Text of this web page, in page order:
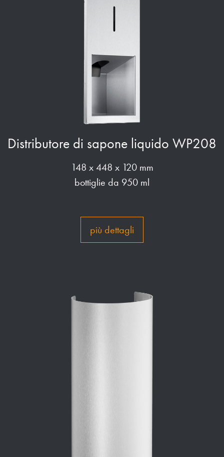
Distributore di sapone liquido WP208
148 x 448 x 120 mm
bottiglie da 950 ml
più dettagli